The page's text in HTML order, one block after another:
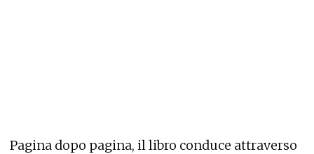
Pagina dopo pagina, il libro conduce attraverso